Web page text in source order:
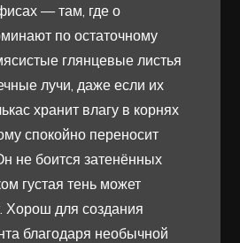
— там, где о
по остаточному
глянцевые листья
лучи, даже если их
хранит влагу в корнях
спокойно переносит
не боится затенённых
густая тень может
Хорош для создания
благодаря необычной